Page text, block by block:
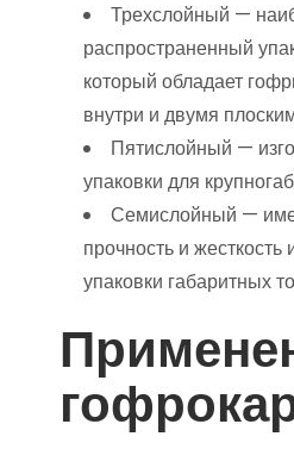
Трехслойный —
распространенный
который обладает
внутри и двумя
Пятислойный —
упаковки для
Семислойный —
прочность и жесткость
упаковки габаритных